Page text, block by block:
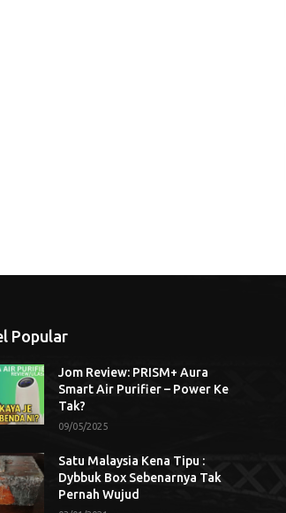
Popular
Jom Review: PRISM+ Aura
Smart Air Purifier – Power Ke
Tak?
09/05/2025
Satu Malaysia Kena Tipu :
Dybbuk Box Sebenarnya Tak
Pernah Wujud